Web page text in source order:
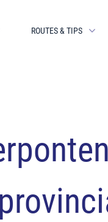
ROUTES & TIPS